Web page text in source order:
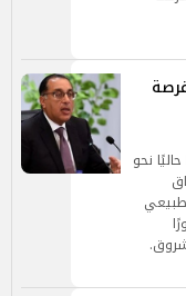
ملايين فرصة
نحو
طبيعي